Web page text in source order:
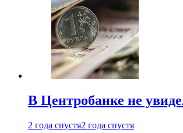
В Центробанке не
2 года спустя2 года спустя